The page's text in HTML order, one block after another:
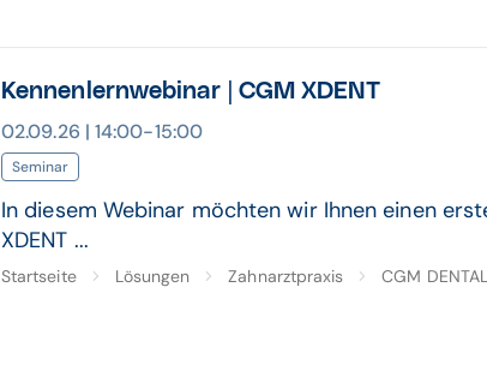
Kennenlernwebinar | CGM XDENT
02.09.26 | 14:00-15:00
Seminar
In diesem Webinar möchten wir Ihnen einen
XDENT ...
Startseite Lösungen Zahnarztpraxis CGM